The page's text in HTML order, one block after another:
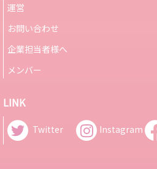
運営
お問い合わせ
企業担当者様へ
メンバー
LINK
Twitter Instagram